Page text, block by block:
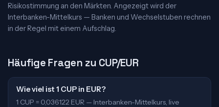
Risikostimmung an den Märkten. Angezeigt wird der
Interbanken-Mittelkurs — Banken und Wechselstuben rechnen
in der Regel mit einem Aufschlag.
Häufige Fragen zu CUP/EUR
Wie viel ist 1 CUP in EUR?
1 CUP = 0,036122 EUR — Interbanken-Mittelkurs, live